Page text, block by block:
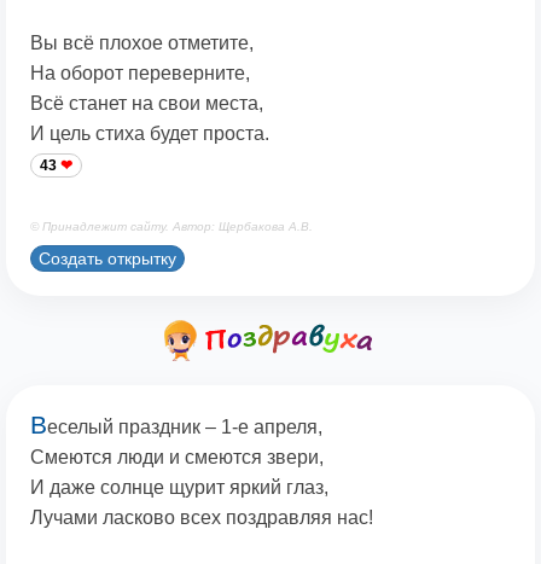
Вы всё плохое отметите,
На оборот переверните,
Всё станет на свои места,
И цель стиха будет проста.
43
© Принадлежит сайту. Автор: Щербакова А.В.
Создать открытку
Веселый праздник – 1-е апреля,
Смеются люди и смеются звери,
И даже солнце щурит яркий глаз,
Лучами ласково всех поздравляя нас!